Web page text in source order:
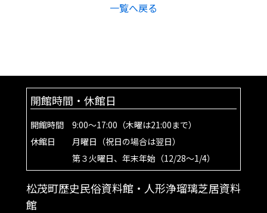
一覧へ戻る
開館時間・休館日
開館時間 9:00～17:00（木曜は21:00まで）
休館日 月曜日（祝日の場合は翌日）
第３火曜日、年末年始（12/28～1/4）
松茂町歴史民俗資料館・人形浄瑠璃芝居資料
館